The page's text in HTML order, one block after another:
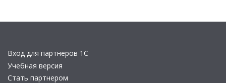
Вход для партнеров 1С
Учебная версия
Стать партнером